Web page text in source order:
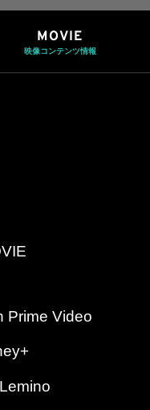
MOVIE
映像コンテンツ情報
Prime Video
Lemino